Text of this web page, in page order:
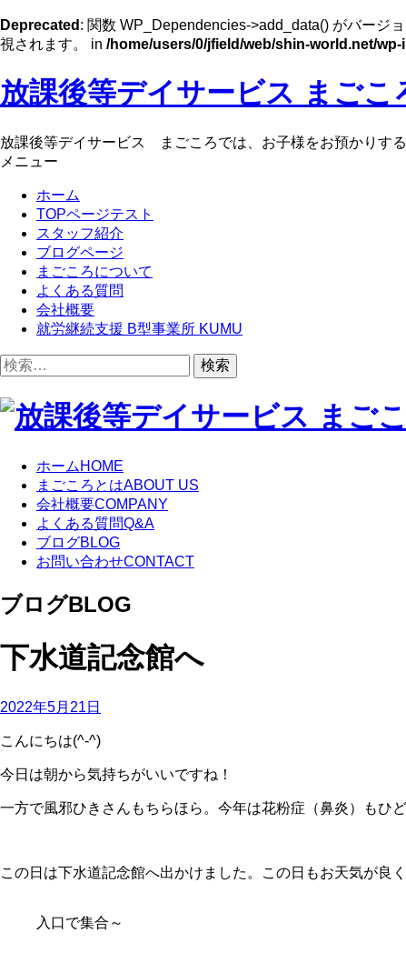
Deprecated : 関数 WP_Dependencies->add_data() がバージ
視されます。 in /home/users/0/jfield/web/shin-world.net/
コ
ン
ン
ツ
放課後等デイサービス まごこ
放課後等デイサービス まごころでは、お子様をお預かりす
メニュー
ホーム
TOPページテスト
スタッフ紹介
ブログページ
まごころについて
よくある質問
会社概要
就労継続支援 B型事業所 KUMU
検
索:
ホーム HOME
まごころとはABOUT US
会社概要COMPANY
よくある質問Q&A
ブログBLOG
お問い合わせCONTACT
ブログBLOG
下水道記念館へ
2022年5月21日
こんにちは(^-^)
今日は朝から気持ちがいいですね！
一方で風邪ひきさんもちらほら。今年は花粉症（鼻炎）もひ
この日は下水道記念館へ出かけました。この日もお天気が良
入口で集合～